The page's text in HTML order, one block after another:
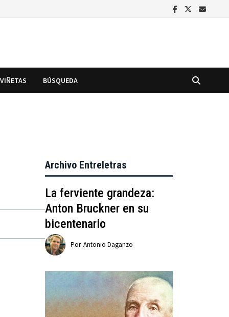
VIÑETAS BÚSQUEDA
Archivo Entreletras
La ferviente grandeza:
Anton Bruckner en su
bicentenario
Por Antonio Daganzo